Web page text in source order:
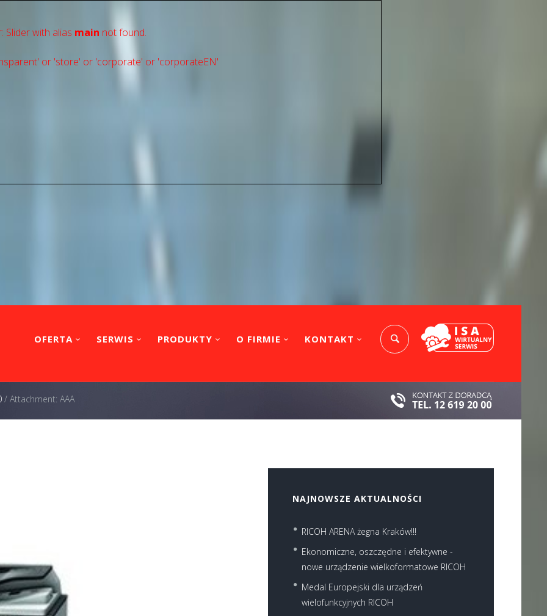
Slider with alias main not found.
or 'store' or 'сorporate' or 'corporateEN'
OFERTA SERWIS PRODUKTY O FIRMIE KONTAKT
/ Attachment: AAA
NAJNOWSZE AKTUALNOŚCI
RICOH ARENA żegna Kraków!!!
Ekonomiczne, oszczędne i efektywne -
nowe urządzenie wielkoformatowe RICOH
Medal Europejski dla urządzeń
wielofunkcyjnych RICOH